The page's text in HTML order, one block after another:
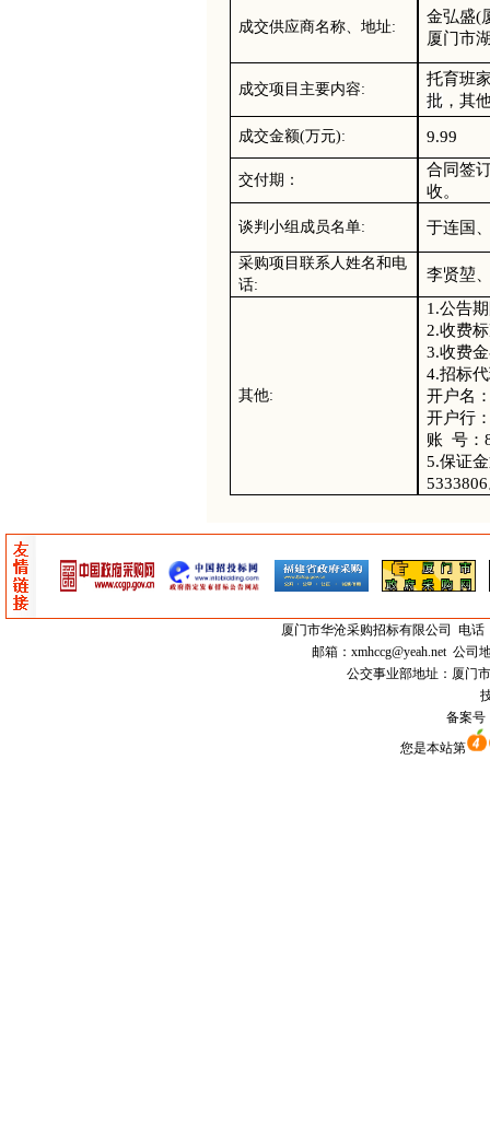
成交供应商名称、地址:
金弘盛(
厦门市
成交项目主要内容:
托育班
批 ， 其
成交金额(万元): 9.99
交付期 ：
合同签
收。
谈判 小组成员名单: 于连国
采购项目联系人姓名和电
话:
李贤堃
其他:
1.公告
2.收费
3.收费
4.招标
开户名
开户行
账 号：
5.保证
5333806
厦门市华沧采购招标有限公司
电话
邮箱： xmhccg@yeah.net公司地
公交事业部地址：厦门
备案
您是本站第